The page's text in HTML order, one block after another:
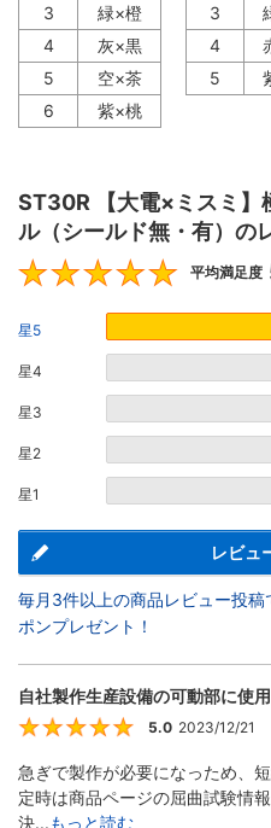
3
緑×橙
4
灰×黒
5
空×茶
6
紫×桃
3
4
5
ST30R 【大電×ミスミ】
ル（シールド無・有）の
平均満足度
星5
星4
星3
星2
星1
レビュ
毎月3件以上の商品レビュー投
ポンプレゼント！
自社製作生産設備の可動部に使
5.0 2023/12/21
急ぎで製作が必要になっため、
定時は商品ページの屈曲試験情
決...もっと読む